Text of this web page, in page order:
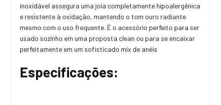
inoxidável assegura uma joia completamente hipoalergênica
e resistente à oxidação, mantendo o tom ouro radiante
mesmo com o uso frequente. É o acessório perfeito para ser
usado sozinho em uma proposta clean ou para se encaixar
perfeitamente em um sofisticado mix de anéis
Especificações: